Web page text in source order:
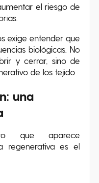
el riesgo de
exige entender que
biológicas. No
y cerrar, sino de
de los tejido
una
que aparece
regenerativa es el